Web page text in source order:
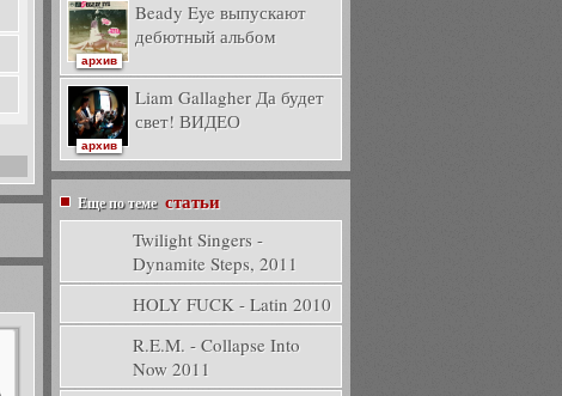
Beady Eye выпускают
дебютный альбом
архив
Liam Gallagher Да будет
свет! ВИДЕО
архив
Еще по теме статьи
Twilight Singers -
Dynamite Steps, 2011
HOLY FUCK - Latin 2010
R.E.M. - Collapse Into
Now 2011